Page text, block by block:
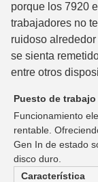
porque los 7920
trabajadores no
ruidoso
se sienta
entre otros
Puesto de
Funcionamiento
rentable.
Gen In de estado
disco duro.
Característica